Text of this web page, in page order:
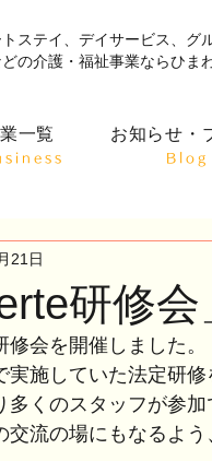
ステイ、デイサービス、グ
の介護・福祉事業ならひま
一覧 お知らせ・
​Blog
研修会
21日
会を開催しました。
実施していた法定研
くのスタッフが参加
交流の場にもなるよ